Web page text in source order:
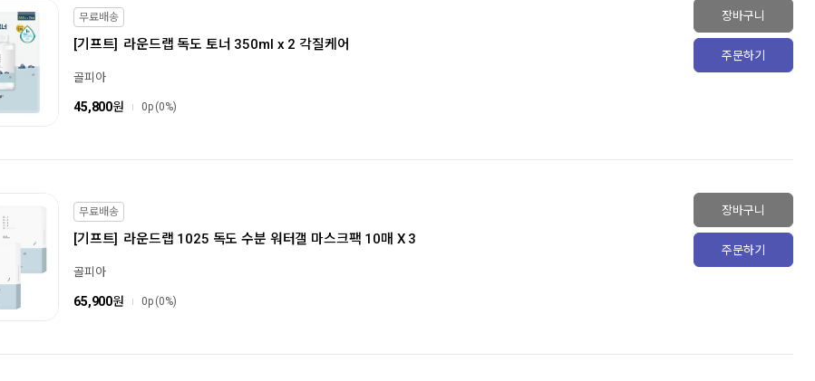
무료배송
[기프트] 라운드랩 독도 토너 350ml x 2 각질케어
골피아
45,800원 0p (0%)
장바구니
주문하기
무료배송
[기프트] 라운드랩 1025 독도 수분 워터갤 마스크팩 10매 X 3
골피아
65,900원 0p (0%)
장바구니
주문하기